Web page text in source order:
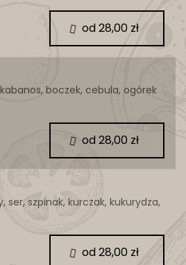
boczek, cebula, ogórek
ser, szpinak, kurczak, kukurydza,